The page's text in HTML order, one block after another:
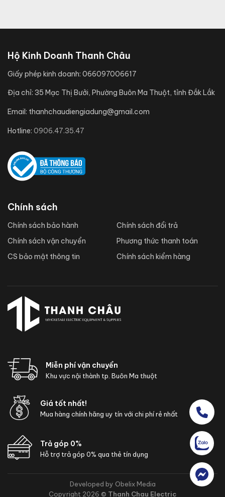
Hộ Kinh Doanh Thanh Châu
Giấy phép kinh doanh: 066097006617
Địa chỉ: 35 Mạc Thị Bưởi, Phường Buôn Ma Thuột, tỉnh Đắk Lắk
Email: thanhchaudiengiadung@gmail.com
Hotline: 0906.47.35.47
Chính sách
Chính sách bảo hành
Chính sách vận chuyển
CS bảo mật thông tin
Chính sách đổi trả
Phương thức thanh toán
Chính sách kiểm hàng
Miễn phí vận chuyển
Khu vực nội thành tp. Buôn Ma thuột
Giá tốt nhất!
Mua hàng chính hãng uy tín với chi phí rẻ nhất
Trả góp 0%
Hỗ trợ trả góp 0% qua thẻ tín dụng
Developed by Obelix Media
Copyright 2026 © Thanh Chau Electric